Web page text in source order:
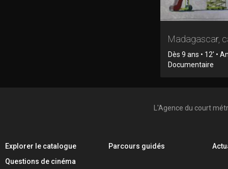
Madagascar,
Dès 9 ans • 12' •
Documentaire
L'Agence du court
Explorer le catalogue
Questions de cinéma
Parcours guidés